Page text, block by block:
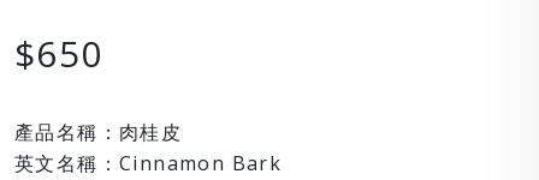
$650
產品名稱：肉桂皮
英文名稱：Cinnamon Bark